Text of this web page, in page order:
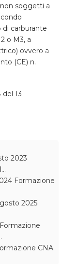
soggetti a
di carburante
o M3, a
ovvero a
(CE) n.
13
2023
Formazione
2025
Formazione
CNA